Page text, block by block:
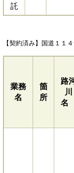
託
【契約済み】国道１１
業務
名
箇
所
路
川
名